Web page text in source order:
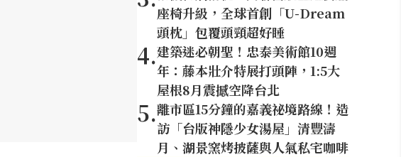
座椅升級，全球首創「U-Dream
頭枕」包覆頭頸超好睡
4.建築迷必朝聖！忠泰美術館10週
年：藤本壯介特展打頭陣，1:5大
屋根8月震撼空降台北
5.離市區15分鐘的嘉義祕境路線！造
訪「台版神隱少女湯屋」清豐濤
月、湖景窯烤披薩與人氣私宅咖啡